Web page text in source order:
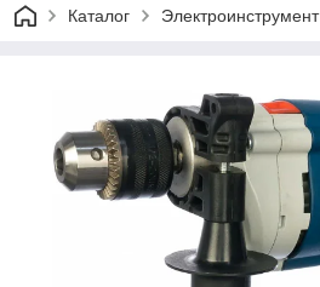
Каталог Электроинструмент